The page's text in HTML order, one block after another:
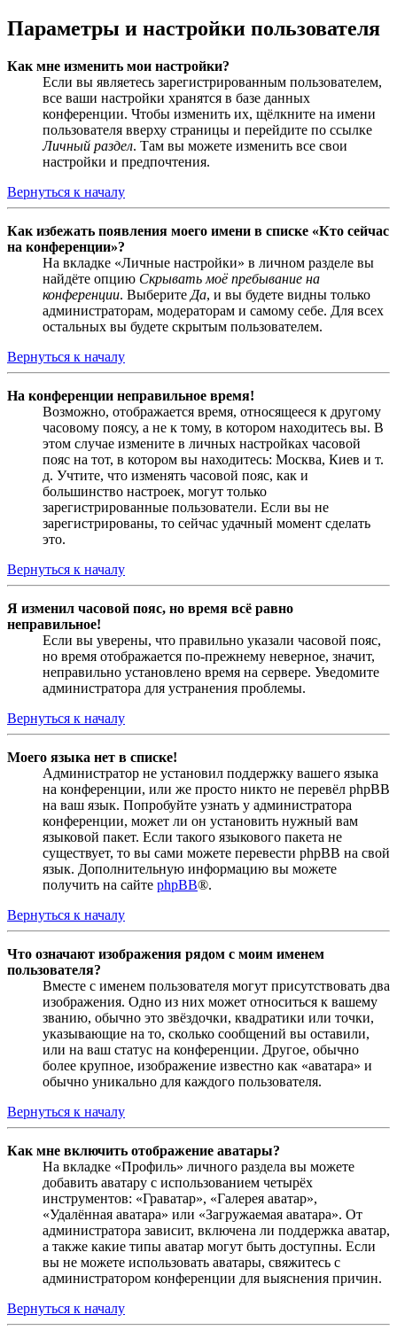
Параметры и настройки пользователя
Как мне изменить мои настройки?
Если вы являетесь зарегистрированным пользователем,
все ваши настройки хранятся в базе данных
конференции. Чтобы изменить их, щёлкните на имени
пользователя вверху страницы и перейдите по ссылке
Личный раздел. Там вы можете изменить все свои
настройки и предпочтения.
Вернуться к началу
Как избежать появления моего имени в списке «Кто сейчас
на конференции»?
На вкладке «Личные настройки» в личном разделе вы
найдёте опцию Скрывать моё пребывание на
конференции. Выберите Да, и вы будете видны только
администраторам, модераторам и самому себе. Для всех
остальных вы будете скрытым пользователем.
Вернуться к началу
На конференции неправильное время!
Возможно, отображается время, относящееся к другому
часовому поясу, а не к тому, в котором находитесь вы. В
этом случае измените в личных настройках часовой
пояс на тот, в котором вы находитесь: Москва, Киев и т.
д. Учтите, что изменять часовой пояс, как и
большинство настроек, могут только
зарегистрированные пользователи. Если вы не
зарегистрированы, то сейчас удачный момент сделать
это.
Вернуться к началу
Я изменил часовой пояс, но время всё равно
неправильное!
Если вы уверены, что правильно указали часовой пояс,
но время отображается по-прежнему неверное, значит,
неправильно установлено время на сервере. Уведомите
администратора для устранения проблемы.
Вернуться к началу
Моего языка нет в списке!
Администратор не установил поддержку вашего языка
на конференции, или же просто никто не перевёл phpBB
на ваш язык. Попробуйте узнать у администратора
конференции, может ли он установить нужный вам
языковой пакет. Если такого языкового пакета не
существует, то вы сами можете перевести phpBB на свой
язык. Дополнительную информацию вы можете
получить на сайте phpBB®.
Вернуться к началу
Что означают изображения рядом с моим именем
пользователя?
Вместе с именем пользователя могут присутствовать два
изображения. Одно из них может относиться к вашему
званию, обычно это звёздочки, квадратики или точки,
указывающие на то, сколько сообщений вы оставили,
или на ваш статус на конференции. Другое, обычно
более крупное, изображение известно как «аватара» и
обычно уникально для каждого пользователя.
Вернуться к началу
Как мне включить отображение аватары?
На вкладке «Профиль» личного раздела вы можете
добавить аватару с использованием четырёх
инструментов: «Граватар», «Галерея аватар»,
«Удалённая аватара» или «Загружаемая аватара». От
администратора зависит, включена ли поддержка аватар,
а также какие типы аватар могут быть доступны. Если
вы не можете использовать аватары, свяжитесь с
администратором конференции для выяснения причин.
Вернуться к началу